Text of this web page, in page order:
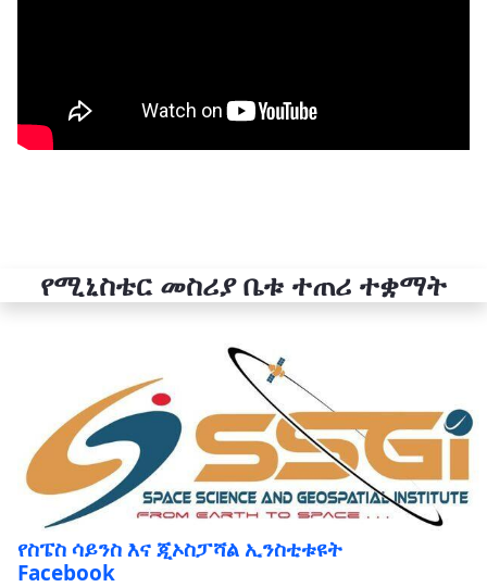
የሚኒስቴር መስሪያ ቤቱ ተጠሪ ተቋማት
የስፔስ ሳይንስ እና ጂኦስፓሻል ኢንስቲቱዩት
Facebook